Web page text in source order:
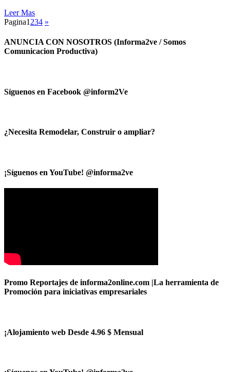
Leer Mas
Pagina1 234 »
ANUNCIA CON NOSOTROS (Informa2ve / Somos
Comunicacion Productiva)
Síguenos en Facebook @inform2Ve
¿Necesita Remodelar, Construir o ampliar?
¡Síguenos en YouTube! @informa2ve
Promo Reportajes de informa2online.com |La herramienta de
Promoción para iniciativas empresariales
¡Alojamiento web Desde 4.96 $ Mensual